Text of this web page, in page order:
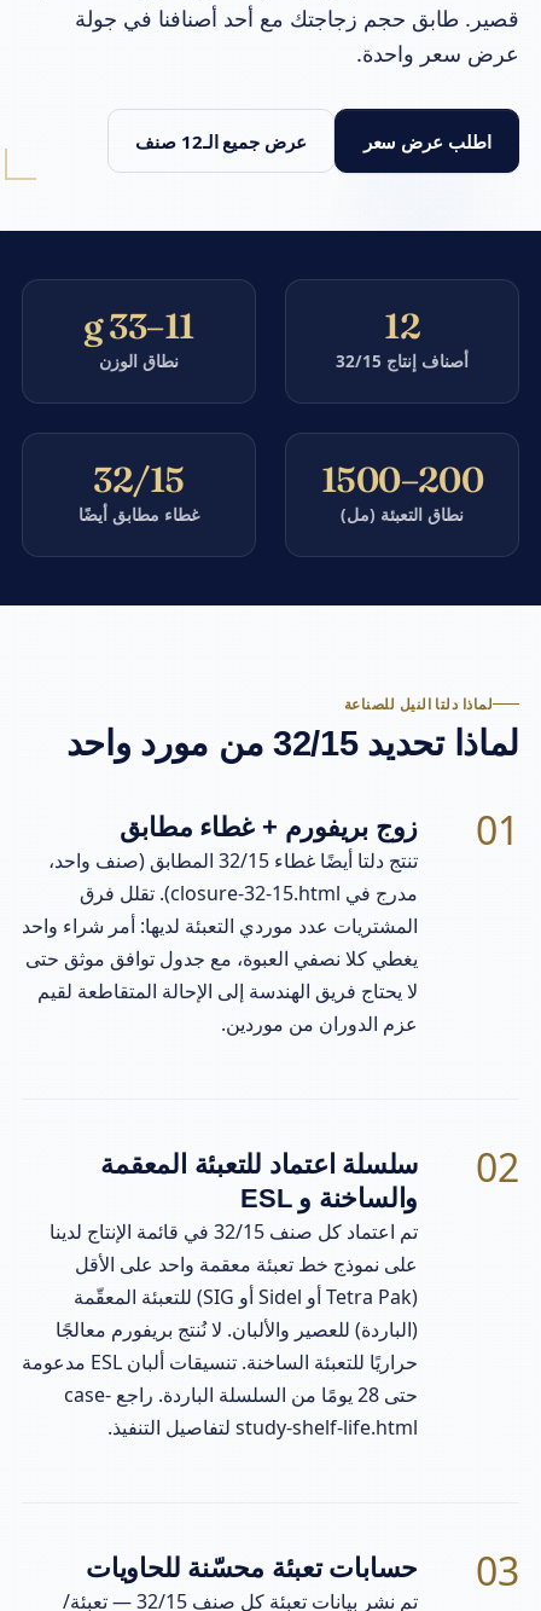
قصير. طابق حجم زجاجتك مع أحد أصنافنا في جولة
عرض سعر واحدة.
اطلب عرض سعر عرض جميع الـ12 صنف
12
أصناف إنتاج 32/15
11–33 g
نطاق الوزن
200–1500
نطاق التعبئة (مل)
32/15
غطاء مطابق أيضًا
لماذا دلتا النيل للصناعة
لماذا تحديد 32/15 من مورد واحد
01 زوج بريفورم + غطاء مطابق
تنتج دلتا أيضًا غطاء 32/15 المطابق (صنف واحد،
مدرج في closure-32-15.html). تقلل فرق
المشتريات عدد موردي التعبئة لديها: أمر شراء واحد
يغطي كلا نصفي العبوة، مع جدول توافق موثق حتى
لا يحتاج فريق الهندسة إلى الإحالة المتقاطعة لقيم
عزم الدوران من موردين.
02
سلسلة اعتماد للتعبئة المعقمة
والساخنة و ESL
تم اعتماد كل صنف 32/15 في قائمة الإنتاج لدينا
على نموذج خط تعبئة معقمة واحد على الأقل
(Tetra Pak أو Sidel أو SIG) للتعبئة المعقّمة
(الباردة) للعصير والألبان. لا نُنتج بريفورم معالجًا
حراريًا للتعبئة الساخنة. تنسيقات ألبان ESL مدعومة
حتى 28 يومًا من السلسلة الباردة. راجع case-
study-shelf-life.html لتفاصيل التنفيذ.
03 حسابات تعبئة محسّنة للحاويات
تم نشر بيانات تعبئة كل صنف 32/15 — تعبئة/